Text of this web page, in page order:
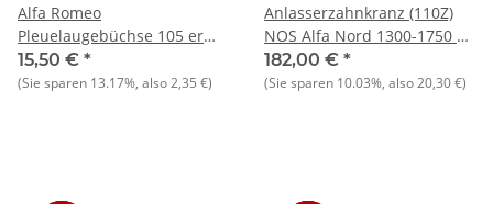
Alfa Romeo
Pleuelaugebüchse 105 er
Typen 1300cc NEU Original
15,50 € *
(Sie sparen 13.17%, also2,35 €)
Anlasserzahnkranz (110Z)
NOS Alfa Nord 1300-1750 cc
2. Serie
182,00 € *
(Sie sparen 10.03%, also20,30 €)